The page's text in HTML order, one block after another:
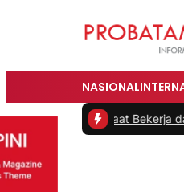
NASIONAL
saat Bekerja dari Rumah|#2 -